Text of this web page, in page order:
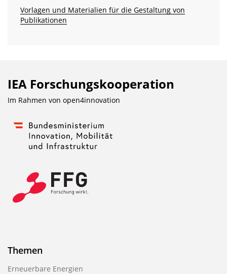
n
d
P
u
l
i
k
i
Vorlagen und Materialien für die Gestaltung von
Publikationen
IEA Forschungs­kooperation
Im Rahmen von open4innovation
Themen
Erneuerbare Energien